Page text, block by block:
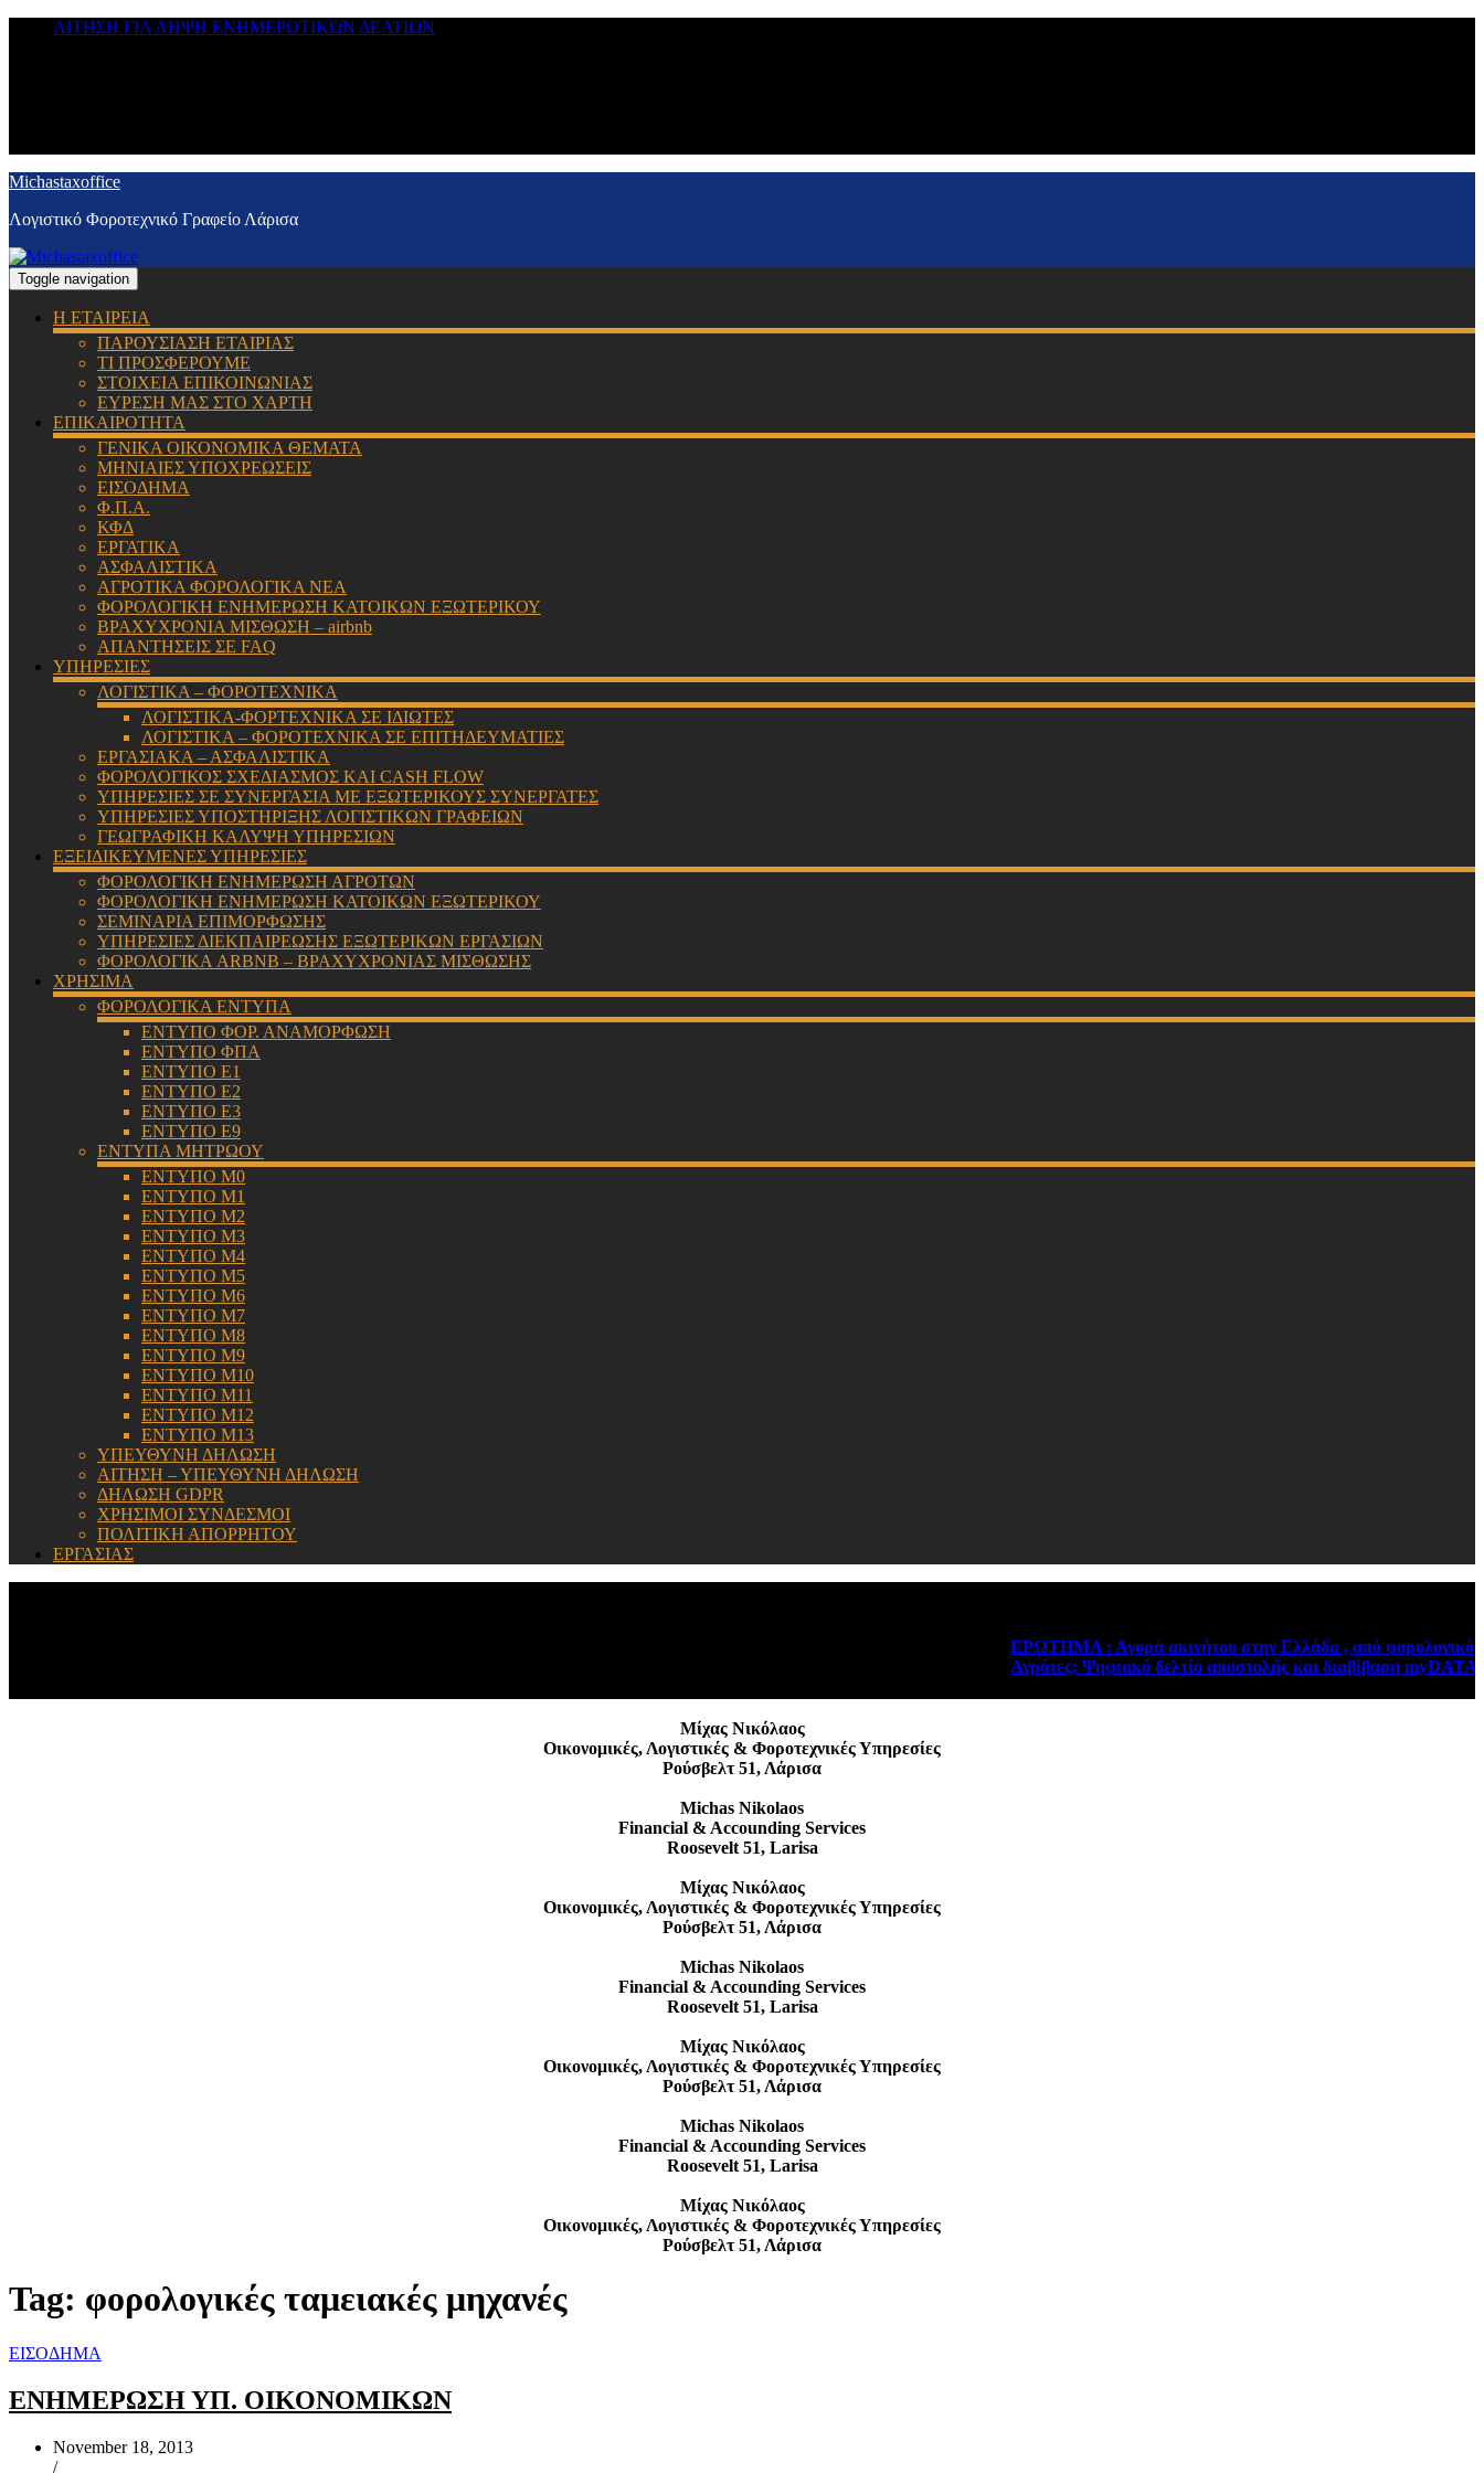
ΑΙΤΗΣΗ ΓΙΑ ΛΗΨΗ ΕΝΗΜΕΡΩΤΙΚΩΝ ΔΕΛΤΙΩΝ
Michastaxoffice
Λογιστικό Φοροτεχνικό Γραφείο Λάρισα
Toggle navigation
Η ΕΤΑΙΡΕΙΑ
ΠΑΡΟΥΣΙΑΣΗ ΕΤΑΙΡΙΑΣ
ΤΙ ΠΡΟΣΦΕΡΟΥΜΕ
ΣΤΟΙΧΕΙΑ ΕΠΙΚΟΙΝΩΝΙΑΣ
ΕΥΡΕΣΗ ΜΑΣ ΣΤΟ ΧΑΡΤΗ
ΕΠΙΚΑΙΡΟΤΗΤΑ
ΓΕΝΙΚΑ ΟΙΚΟΝΟΜΙΚΑ ΘΕΜΑΤΑ
ΜΗΝΙΑΙΕΣ ΥΠΟΧΡΕΩΣΕΙΣ
ΕΙΣΟΔΗΜΑ
Φ.Π.Α.
ΚΦΔ
ΕΡΓΑΤΙΚΑ
ΑΣΦΑΛΙΣΤΙΚΑ
ΑΓΡΟΤΙΚΑ ΦΟΡΟΛΟΓΙΚΑ ΝΕΑ
ΦΟΡΟΛΟΓΙΚΗ ΕΝΗΜΕΡΩΣΗ ΚΑΤΟΙΚΩΝ ΕΞΩΤΕΡΙΚΟΥ
ΒΡΑΧΥΧΡΟΝΙΑ ΜΙΣΘΩΣΗ – airbnb
ΑΠΑΝΤΗΣΕΙΣ ΣΕ FAQ
ΥΠΗΡΕΣΙΕΣ
ΛΟΓΙΣΤΙΚΑ – ΦΟΡΟΤΕΧΝΙΚΑ
ΛΟΓΙΣΤΙΚΑ-ΦΟΡΤΕΧΝΙΚΑ ΣΕ ΙΔΙΩΤΕΣ
ΛΟΓΙΣΤΙΚΑ – ΦΟΡΟΤΕΧΝΙΚΑ ΣΕ ΕΠΙΤΗΔΕΥΜΑΤΙΕΣ
ΕΡΓΑΣΙΑΚΑ – ΑΣΦΑΛΙΣΤΙΚΑ
ΦΟΡΟΛΟΓΙΚΟΣ ΣΧΕΔΙΑΣΜΟΣ ΚΑΙ CASH FLOW
ΥΠΗΡΕΣΙΕΣ ΣΕ ΣΥΝΕΡΓΑΣΙΑ ΜΕ ΕΞΩΤΕΡΙΚΟΥΣ ΣΥΝΕΡΓΑΤΕΣ
ΥΠΗΡΕΣΙΕΣ ΥΠΟΣΤΗΡΙΞΗΣ ΛΟΓΙΣΤΙΚΩΝ ΓΡΑΦΕΙΩΝ
ΓΕΩΓΡΑΦΙΚΗ ΚΑΛΥΨΗ ΥΠΗΡΕΣΙΩΝ
ΕΞΕΙΔΙΚΕΥΜΕΝΕΣ ΥΠΗΡΕΣΙΕΣ
ΦΟΡΟΛΟΓΙΚΗ ΕΝΗΜΕΡΩΣΗ ΑΓΡΟΤΩΝ
ΦΟΡΟΛΟΓΙΚΗ ΕΝΗΜΕΡΩΣΗ ΚΑΤΟΙΚΩΝ ΕΞΩΤΕΡΙΚΟΥ
ΣΕΜΙΝΑΡΙΑ ΕΠΙΜΟΡΦΩΣΗΣ
ΥΠΗΡΕΣΙΕΣ ΔΙΕΚΠΑΙΡΕΩΣΗΣ ΕΞΩΤΕΡΙΚΩΝ ΕΡΓΑΣΙΩΝ
ΦΟΡΟΛΟΓΙΚΑ ARBNB – ΒΡΑΧΥΧΡΟΝΙΑΣ ΜΙΣΘΩΣΗΣ
ΧΡΗΣΙΜΑ
ΦΟΡΟΛΟΓΙΚΑ ΕΝΤΥΠΑ
ΕΝΤΥΠΟ ΦΟΡ. ΑΝΑΜΟΡΦΩΣΗ
ΕΝΤΥΠΟ ΦΠΑ
ΕΝΤΥΠΟ Ε1
ΕΝΤΥΠΟ Ε2
ΕΝΤΥΠΟ Ε3
ΕΝΤΥΠΟ Ε9
ΕΝΤΥΠΑ ΜΗΤΡΩΟΥ
ΕΝΤΥΠΟ Μ0
ΕΝΤΥΠΟ Μ1
ΕΝΤΥΠΟ Μ2
ΕΝΤΥΠΟ Μ3
ΕΝΤΥΠΟ Μ4
ΕΝΤΥΠΟ Μ5
ΕΝΤΥΠΟ Μ6
ΕΝΤΥΠΟ Μ7
ΕΝΤΥΠΟ Μ8
ΕΝΤΥΠΟ Μ9
ΕΝΤΥΠΟ Μ10
ΕΝΤΥΠΟ Μ11
ΕΝΤΥΠΟ Μ12
ΕΝΤΥΠΟ Μ13
ΥΠΕΥΘΥΝΗ ΔΗΛΩΣΗ
ΑΙΤΗΣΗ – ΥΠΕΥΘΥΝΗ ΔΗΛΩΣΗ
ΔΗΛΩΣΗ GDPR
ΧΡΗΣΙΜΟΙ ΣΥΝΔΕΣΜΟΙ
ΠΟΛΙΤΙΚΗ ΑΠΟΡΡΗΤΟΥ
ΕΡΓΑΣΙΑΣ
ΕΡΩΤΗΜΑ : Αγορά ακινήτου στην Ελλάδα , από φορολογικό
Αγρότες: Ψηφιακό δελτίο αποστολής και διαβίβαση myDATA –
Μίχας Νικόλαος
Οικονομικές, Λογιστικές & Φοροτεχνικές Υπηρεσίες
Ρούσβελτ 51, Λάρισα
Michas Nikolaos
Financial & Accounding Services
Roosevelt 51, Larisa
Μίχας Νικόλαος
Οικονομικές, Λογιστικές & Φοροτεχνικές Υπηρεσίες
Ρούσβελτ 51, Λάρισα
Michas Nikolaos
Financial & Accounding Services
Roosevelt 51, Larisa
Μίχας Νικόλαος
Οικονομικές, Λογιστικές & Φοροτεχνικές Υπηρεσίες
Ρούσβελτ 51, Λάρισα
Michas Nikolaos
Financial & Accounding Services
Roosevelt 51, Larisa
Μίχας Νικόλαος
Οικονομικές, Λογιστικές & Φοροτεχνικές Υπηρεσίες
Ρούσβελτ 51, Λάρισα
Tag: φορολογικές ταμειακές μηχανές
ΕΙΣΟΔΗΜΑ
ΕΝΗΜΕΡΩΣΗ ΥΠ. ΟΙΚΟΝΟΜΙΚΩΝ
November 18, 2013
/